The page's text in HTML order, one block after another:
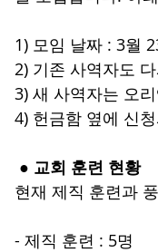
1) 모임 날짜 : 3월
2) 기존 사역자도
3) 새 사역자는 오
4) 헌금함 옆에 신
● 교회 훈련 현황
현재 제직 훈련과
- 제직 훈련 : 5명